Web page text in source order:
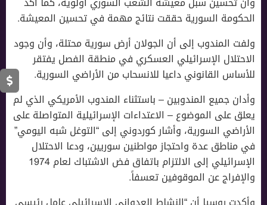
الحكومة السورية حققت نتائج مهمة في تحسين المعيشة.
ولفت المندوب إلى أن الجولان أرض سورية محتلة، وأن وجود
الاحتلال الإسرائيلي العسكري في منطقة الفصل يفتقر
للأساس القانوني داعيا للانسحاب من الأراضي السورية.
وأدان جميع المندوبين – باستثناء المندوب الأمريكي الذي لم
يعلق على الموضوع – الاعتداءات الإسرائيلية المتواصلة على
الأراضي السورية، وأشار كوردوني إلى “التوغل شبه اليومي”
في مناطق عدة واحتجاز مواطنين سوريين، ودعا الاحتلال
الإسرائيلي إلى الالتزام باتفاق فض الاشتباك لعام 1974
والإفراج عن الموقوفين تعسفاً.